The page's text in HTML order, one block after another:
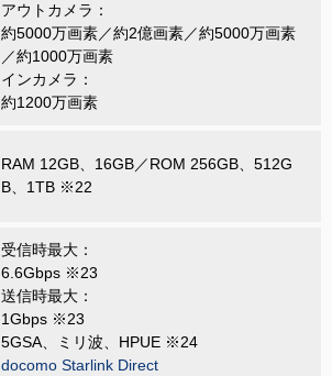
アウトカメラ：
約5000万画素／約2億画素／約5000万画素
／約1000万画素
インカメラ：
約1200万画素
RAM 12GB、16GB／ROM 256GB、512G
B、1TB ※22
受信時最大：
6.6Gbps ※23
送信時最大：
1Gbps ※23
5GSA、ミリ波、HPUE ※24
docomo Starlink Direct